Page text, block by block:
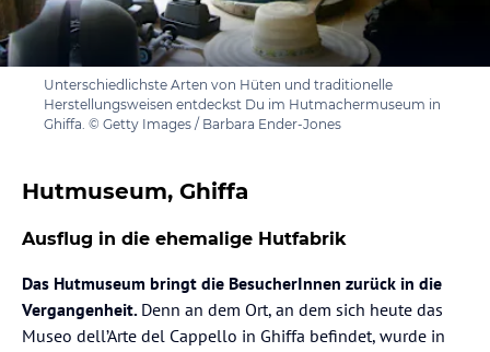
Unterschiedlichste Arten von Hüten und traditionelle
Herstellungsweisen entdeckst Du im Hutmachermuseum in
Ghiffa. © Getty Images / Barbara Ender-Jones
Hutmuseum, Ghiffa
Ausflug in die ehemalige Hutfabrik
Das Hutmuseum bringt die BesucherInnen zurück in die
Vergangenheit. Denn an dem Ort, an dem sich heute das
Museo dell’Arte del Cappello in Ghiffa befindet, wurde in